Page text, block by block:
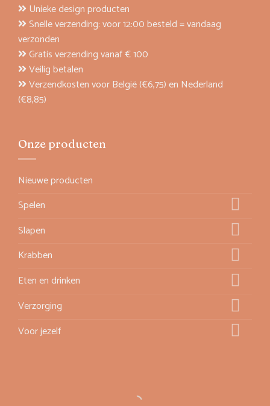
Unieke design producten
Snelle verzending: voor 12:00 besteld = vandaag
verzonden
Gratis verzending vanaf € 100
Veilig betalen
Verzendkosten voor België (€6,75) en Nederland
(€8,85)
Onze producten
Nieuwe producten
Spelen
Slapen
Krabben
Eten en drinken
Verzorging
Voor jezelf